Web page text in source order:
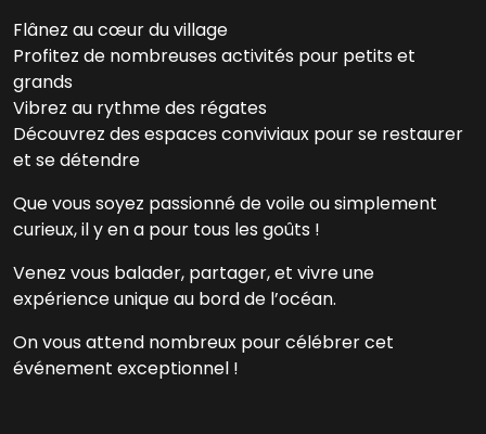
Flânez au cœur du village
Profitez de nombreuses activités pour petits et
grands
Vibrez au rythme des régates
Découvrez des espaces conviviaux pour se restaurer
et se détendre
Que vous soyez passionné de voile ou simplement
curieux, il y en a pour tous les goûts !
Venez vous balader, partager, et vivre une
expérience unique au bord de l’océan.
On vous attend nombreux pour célébrer cet
événement exceptionnel !